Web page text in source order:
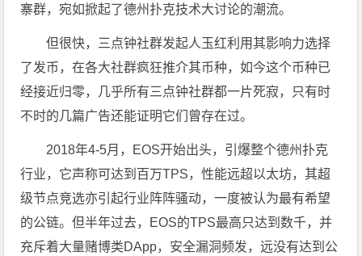
寨群，宛如掀起了德州扑克技术大讨论的潮流。
但很快，三点钟社群发起人玉红利用其影响力选择
了发币，在各大社群疯狂推介其币种，如今这个币种已
经接近归零，几乎所有三点钟社群都一片死寂，只有时
不时的几篇广告还能证明它们曾存在过。
2018年4-5月，EOS开始出头，引爆整个德州扑克
行业，它声称可达到百万TPS，性能远超以太坊，其超
级节点竞选亦引起行业阵阵骚动，一度被认为最有希望
的公链。但半年过去，EOS的TPS最高只达到数千，并
充斥着大量赌博类DApp，安全漏洞频发，远没有达到公